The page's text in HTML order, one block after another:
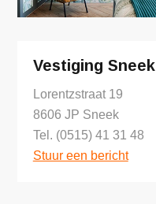
Vestiging Sneek
Lorentzstraat 19
8606 JP Sneek
Tel. (0515) 41 31 48
Stuur een bericht